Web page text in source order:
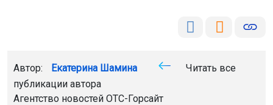
Автор: Екатерина Шамина
Читать все
публикации автора
Агентство новостей ОТС-Горсайт